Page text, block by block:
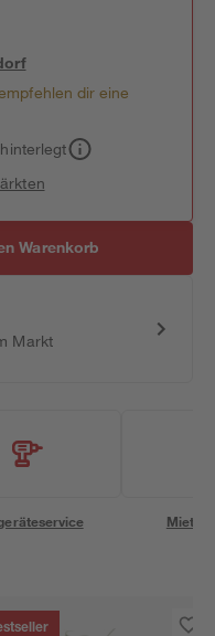
dir eine
Warenkorb
Markt